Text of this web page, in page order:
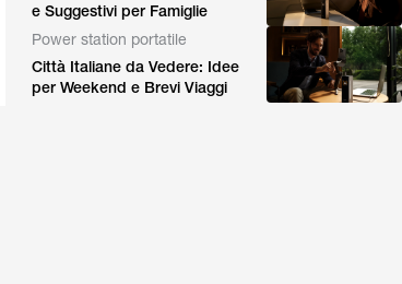
e Suggestivi per Famiglie
Power station portatile
Città Italiane da Vedere: Idee
per Weekend e Brevi Viaggi